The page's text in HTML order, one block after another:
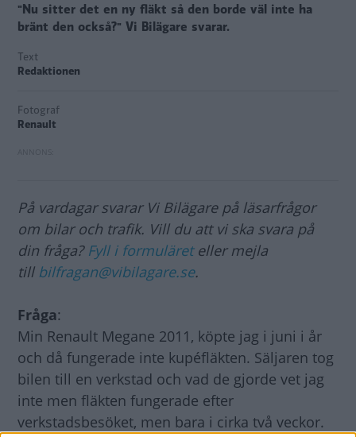
"Nu sitter det en ny fläkt så den borde väl inte ha
bränt den också?" Vi Bilägare svarar.
Text
Redaktionen
Fotograf
Renault
På vardagar svarar Vi Bilägare på läsarfrågor
om bilar och trafik. Vill du att vi ska svara på
din fråga? Fyll i formuläreteller mejla
till bilfragan@vibilagare.se.
Fråga:
Min Renault Megane 2011, köpte jag i juni i år
och då fungerade inte kupéfläkten. Säljaren tog
bilen till en verkstad och vad de gjorde vet jag
inte men fläkten fungerade efter
verkstadsbesöket, men bara i cirka två veckor.